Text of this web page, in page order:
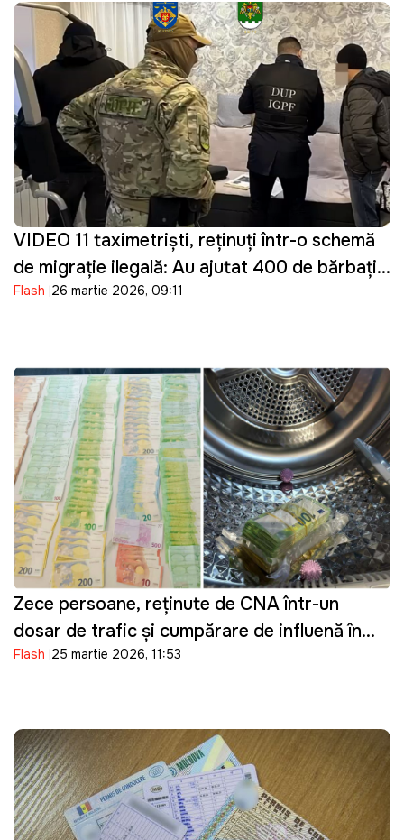
VIDEO 11 taximetriști, reținuți într-o schemă
de migrație ilegală: Au ajutat 400 de bărbați
din Ucraina să intre ilegal în Moldova
Flash 26 martie 2026, 09:11
Zece persoane, reținute de CNA într-un
dosar de trafic și cumpărare de influență în
domeniul transportului
Flash 25 martie 2026, 11:53